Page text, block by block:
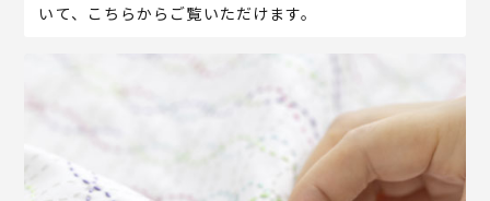
いて、こちらからご覧いただけます。